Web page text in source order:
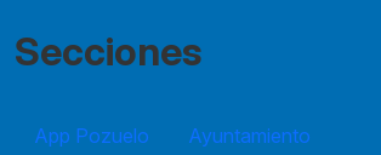
Secciones
App Pozuelo
Ayuntamiento